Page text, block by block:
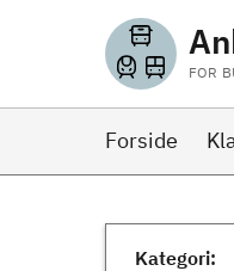
FOR
Forside
Kategori: